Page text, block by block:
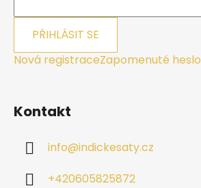
PŘIHLÁSIT SE
Nová registraceZapomenuté heslo
Kontakt
info@indickesaty.cz
+420605825872